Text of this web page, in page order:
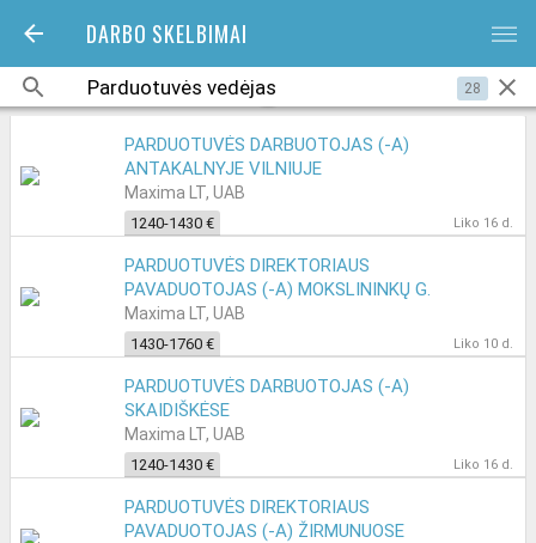
DARBO SKELBIMAI bars
28
PARDUOTUVĖS DARBUOTOJAS (-A)
ANTAKALNYJE VILNIUJE
Maxima LT, UAB
1240-1430 € Liko 16 d.
PARDUOTUVĖS DIREKTORIAUS
PAVADUOTOJAS (-A) MOKSLININKŲ G.
VILNIUJE
Maxima LT, UAB
1430-1760 € Liko 10 d.
PARDUOTUVĖS DARBUOTOJAS (-A)
SKAIDIŠKĖSE
Maxima LT, UAB
1240-1430 € Liko 16 d.
PARDUOTUVĖS DIREKTORIAUS
PAVADUOTOJAS (-A) ŽIRMUNUOSE